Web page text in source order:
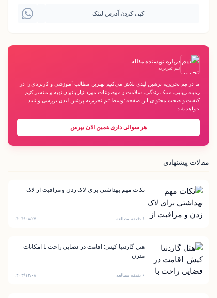
کپی کردن آدرس لینک
درباره نویسنده مقاله
تیم تحریریه
ما در تیم تحریریه پرشین لیدی تلاش می‌کنیم بهترین مطالب آموزشی و کاربردی را در
زمینه زیبایی، سبک زندگی، سلامت و موضوعات مورد نیاز بانوان تهیه و منتشر کنیم.
کیفیت و صحت محتوای این صفحه توسط تیم تحریریه پرشین لیدی بررسی و تایید
خواهد شد.
هر سوالی داری همین الان بپرس
مقالات پیشنهادی
نکات مهم بهداشتی برای لاک زدن و مراقبت از لاک
۶ دقیقه مطالعه ۱۴۰۴/۰۸/۲۷
هتل گاردنیا کیش: اقامت در فضایی راحت با امکانات
مدرن
۶ دقیقه مطالعه ۱۴۰۳/۱۲/۰۸